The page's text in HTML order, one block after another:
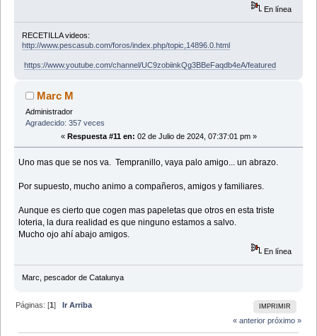
En línea
RECETILLA videos:
http://www.pescasub.com/foros/index.php/topic,14896.0.html
https://www.youtube.com/channel/UC9zobiinkQg3BBeFaqdb4eA/featured
Marc M
Administrador
Agradecido: 357 veces
« Respuesta #11 en: 02 de Julio de 2024, 07:37:01 pm »
Uno mas que se nos va. Tempranillo, vaya palo amigo... un abrazo.
Por supuesto, mucho animo a compañeros, amigos y familiares.
Aunque es cierto que cogen mas papeletas que otros en esta triste
loteria, la dura realidad es que ninguno estamos a salvo.
Mucho ojo ahí abajo amigos.
En línea
Marc, pescador de Catalunya
IMPRIMIR
Páginas: [1]
Ir Arriba
« anterior próximo »